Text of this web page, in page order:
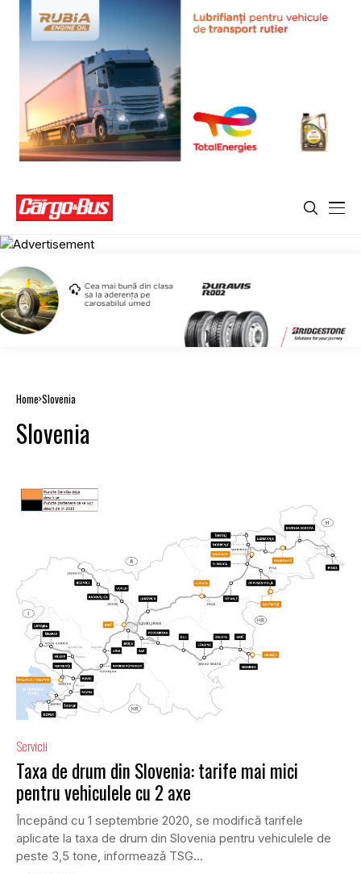
Home Slovenia
Slovenia
Servicii
Taxa de drum din Slovenia: tarife mai mici
pentru vehiculele cu 2 axe
Începând cu 1 septembrie 2020, se modifică tarifele
aplicate la taxa de drum din Slovenia pentru vehiculele de
peste 3,5 tone, informează TSG...